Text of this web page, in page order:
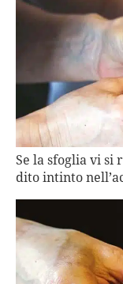
Se la sfoglia vi si
dito intinto